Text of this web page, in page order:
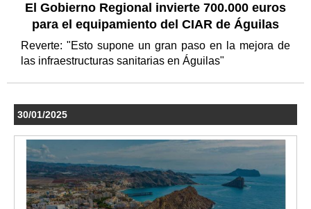
El Gobierno Regional invierte 700.000 euros
para el equipamiento del CIAR de Águilas
Reverte: "Esto supone un gran paso en la mejora de
las infraestructuras sanitarias en Águilas"
30/01/2025